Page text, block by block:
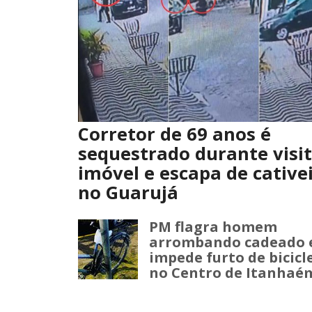
Corretor de 69 anos é
sequestrado durante
imóvel e escapa de
no Guarujá
PM flagra homem
arrombando cadeado
impede furto de
no Centro de